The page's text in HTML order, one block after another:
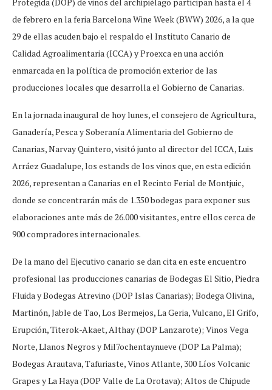
de febrero en la feria Barcelona Wine Week (BWW) 2026, a la que
29 de ellas acuden bajo el respaldo el Instituto Canario de
Calidad Agroalimentaria (ICCA) y Proexca en una acción
enmarcada en la política de promoción exterior de las
producciones locales que desarrolla el Gobierno de Canarias.
En la jornada inaugural de hoy lunes, el consejero de Agricultura,
Ganadería, Pesca y Soberanía Alimentaria del Gobierno de
Canarias, Narvay Quintero, visitó junto al director del ICCA, Luis
Arráez Guadalupe, los estands de los vinos que, en esta edición
2026, representan a Canarias en el Recinto Ferial de Montjuic,
donde se concentrarán más de 1.350 bodegas para exponer sus
elaboraciones ante más de 26.000 visitantes, entre ellos cerca de
900 compradores internacionales.
De la mano del Ejecutivo canario se dan cita en este encuentro
profesional las producciones canarias de Bodegas El Sitio, Piedra
Fluida y Bodegas Atrevino (DOP Islas Canarias); Bodega Olivina,
Martinón, Jable de Tao, Los Bermejos, La Geria, Vulcano, El Grifo,
Erupción, Titerok-Akaet, Althay (DOP Lanzarote); Vinos Vega
Norte, Llanos Negros y Mil7ochentaynueve (DOP La Palma);
Bodegas Arautava, Tafuriaste, Vinos Atlante, 300 Líos Volcanic
Grapes y La Haya (DOP Valle de La Orotava); Altos de Chipude